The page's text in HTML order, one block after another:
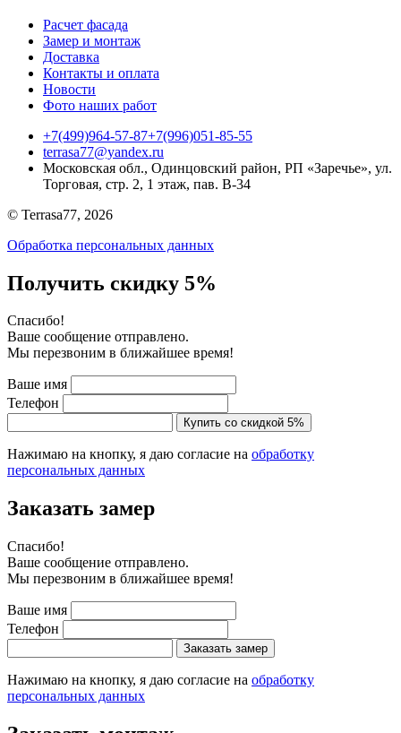
Расчет фасада
Замер и монтаж
Доставка
Контакты и оплата
Новости
Фото наших работ
+7(499)964-57-87+7(996)051-85-55
terrasa77@yandex.ru
Московская обл., Одинцовский район, РП «Заречье», ул.
Торговая, стр. 2, 1 этаж, пав. B-34
© Terrasa77, 2026
Обработка персональных данных
Получить скидку 5%
Cпасибо!
Ваше сообщение отправлено.
Мы перезвоним в ближайшее время!
Ваше имя
Телефон
Купить со скидкой 5%
Нажимаю на кнопку, я даю согласие на обработку
персональных данных
Заказать замер
Cпасибо!
Ваше сообщение отправлено.
Мы перезвоним в ближайшее время!
Ваше имя
Телефон
Заказать замер
Нажимаю на кнопку, я даю согласие на обработку
персональных данных